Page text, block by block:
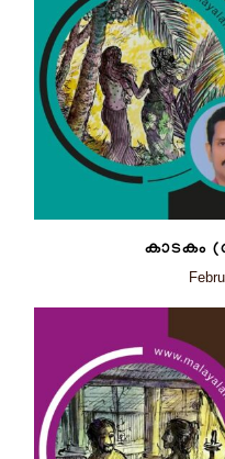
കാടകം